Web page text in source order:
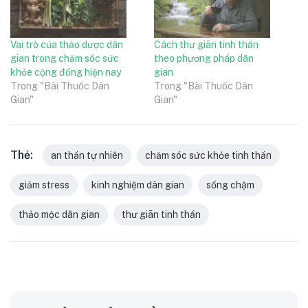
Vai trò của thảo dược dân
gian trong chăm sóc sức
khỏe cộng đồng hiện nay
Trong "Bài Thuốc Dân
Gian"
Cách thư giãn tinh thần
theo phương pháp dân
gian
Trong "Bài Thuốc Dân
Gian"
Thẻ: an thần tự nhiên chăm sóc sức khỏe tinh thần
giảm stress kinh nghiệm dân gian sống chậm
thảo mộc dân gian thư giãn tinh thần